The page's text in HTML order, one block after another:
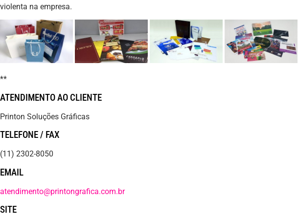
violenta na empresa.
**
ATENDIMENTO AO CLIENTE
Printon Soluções Gráficas
TELEFONE / FAX
(11) 2302-8050
EMAIL
atendimento@printongrafica.com.br
SITE